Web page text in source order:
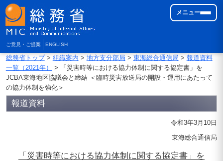
ご意見・ご提案 ENGLISH
メニュー
総務省トップ> 組織案内 > 地方支分部局 > 東海総合通信局 > 報道資料
一覧（2021年）
> 「災害時等における協力体制に関する協定書」を
JCBA東海地区協議会と締結 ＜臨時災害放送局の開設・運用にあたって
の協力体制を強化＞
報道資料
令和3年3月10日
東海総合通信局
「災害時等における協力体制に関する協定書」を